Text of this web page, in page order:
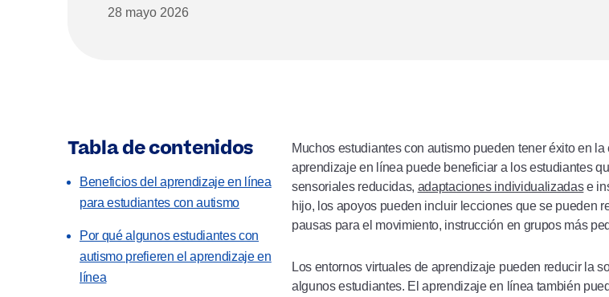
28 mayo 2026
Tabla de contenidos
Beneficios del aprendizaje en línea
para estudiantes con autismo
Por qué algunos estudiantes con
autismo prefieren el aprendizaje en
línea
Muchos estudiantes con autismo pueden tener éxito en
aprendizaje en línea puede beneficiar a los estudiantes
sensoriales reducidas, adaptaciones individualizadase
hijo, los apoyos pueden incluir lecciones que se pueden
pausas para el movimiento, instrucción en grupos más
Los entornos virtuales de aprendizaje pueden reducir la
algunos estudiantes. El aprendizaje en línea también